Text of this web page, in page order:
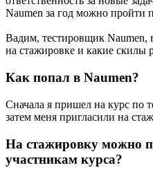
Naumen за год можно пройти
Вадим, тестировщик Naumen,
на стажировке и какие скилы
Как попал в Naumen?
Сначала я пришел на курс по
затем меня пригласили на
На стажировку можно
участникам курса?